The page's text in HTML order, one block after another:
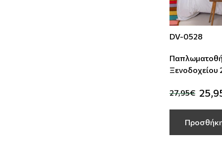
DV-0528
Ξενοδοχείου 220Χ245
TC-200
27,95€